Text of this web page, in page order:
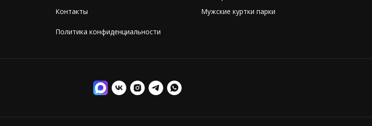
Контакты
Политика конфиденциальности
Мужские куртки парки